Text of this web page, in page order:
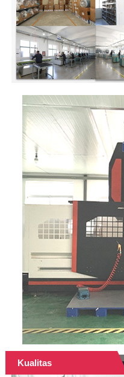
Kualitas